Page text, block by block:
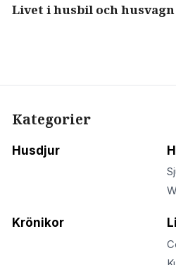
Livet i husbil och
Kategorier
Husdjur
Krönikor